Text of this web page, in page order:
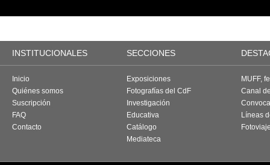
INSTITUCIONALES SECCIONES
Inicio
Quiénes somos
Suscripción
FAQ
Contacto
Exposiciones
Fotografías del CdF
Investigación
Educativa
Catálogo
Mediateca
MUFF,
Canal
Líneas